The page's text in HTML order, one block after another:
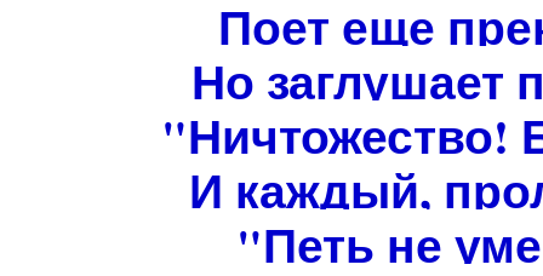
Поет еще
Но заглушает
"Ничтожество!
И каждый,
"Петь не